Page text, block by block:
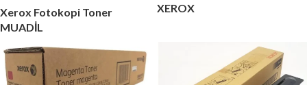
Xerox Fotokopi Toner
MUADİL
XEROX